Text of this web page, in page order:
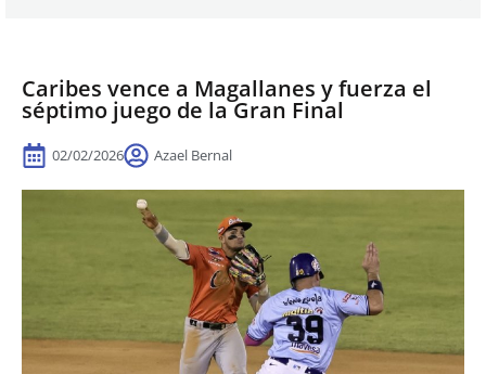
Caribes vence a Magallanes y fuerza el
séptimo juego de la Gran Final
02/02/2026 Azael Bernal